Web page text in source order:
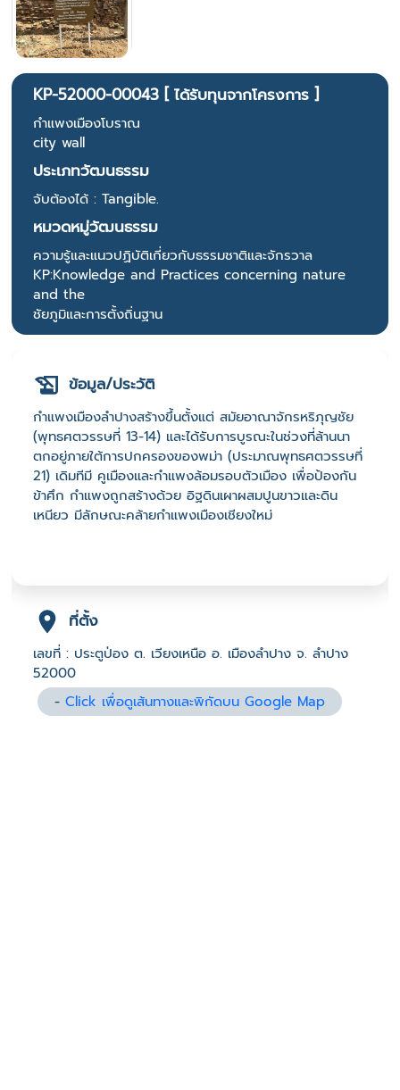
KP-52000-00043 [ ได้รับทุนจากโครงการ ]
กำแพงเมืองโบราณ
city ​​wall
ประเภทวัฒนธรรม
จับต้องได้ : Tangible.
หมวดหมู่วัฒนธรรม
ความรู้และแนวปฏิบัติเกี่ยวกับธรรมชาติและจักรวาล
KP:Knowledge and Practices concerning nature
and the
ชัยภูมิและการตั้งถิ่นฐาน
ข้อมูล/ประวัติ
กำแพงเมืองลำปางสร้างขึ้นตั้งแต่ สมัยอาณาจักรหริภุญชัย
(พุทธศตวรรษที่ 13-14) และได้รับการบูรณะในช่วงที่ล้านนา
ตกอยู่ภายใต้การปกครองของพม่า (ประมาณพุทธศตวรรษที่
21) เดิมทีมี คูเมืองและกำแพงล้อมรอบตัวเมือง เพื่อป้องกัน
ข้าศึก กำแพงถูกสร้างด้วย อิฐดินเผาผสมปูนขาวและดิน
เหนียว มีลักษณะคล้ายกำแพงเมืองเชียงใหม่
ที่ตั้ง
เลขที่ : ประตูป่อง ต. เวียงเหนือ อ. เมืองลำปาง จ. ลำปาง
52000
-Click เพื่อดูเส้นทางและพิกัดบน Google Map